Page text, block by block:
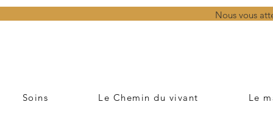
Nous vous
Soins Le Chemin du vivant Le